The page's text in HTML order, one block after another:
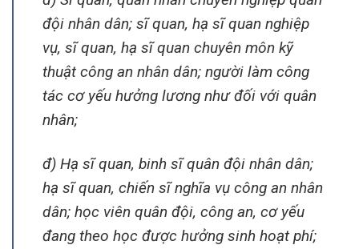
đội nhân dân; sĩ quan, hạ sĩ quan nghiệp
vụ, sĩ quan, hạ sĩ quan chuyên môn kỹ
thuật công an nhân dân; người làm công
tác cơ yếu hưởng lương như đối với quân
nhân;
đ) Hạ sĩ quan, binh sĩ quân đội nhân dân;
hạ sĩ quan, chiến sĩ nghĩa vụ công an nhân
dân; học viên quân đội, công an, cơ yếu
đang theo học được hưởng sinh hoạt phí;